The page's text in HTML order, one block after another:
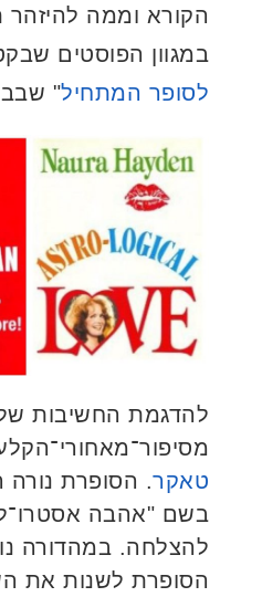
הקורא וממה להיזהר
במגוון הפוסטים
לסופר המתחיל"
להדגמת החשיבות
טאקר. הסופרת נורה
בשם "אהבה
להצלחה. במהדורה
הסופרת לשנות את